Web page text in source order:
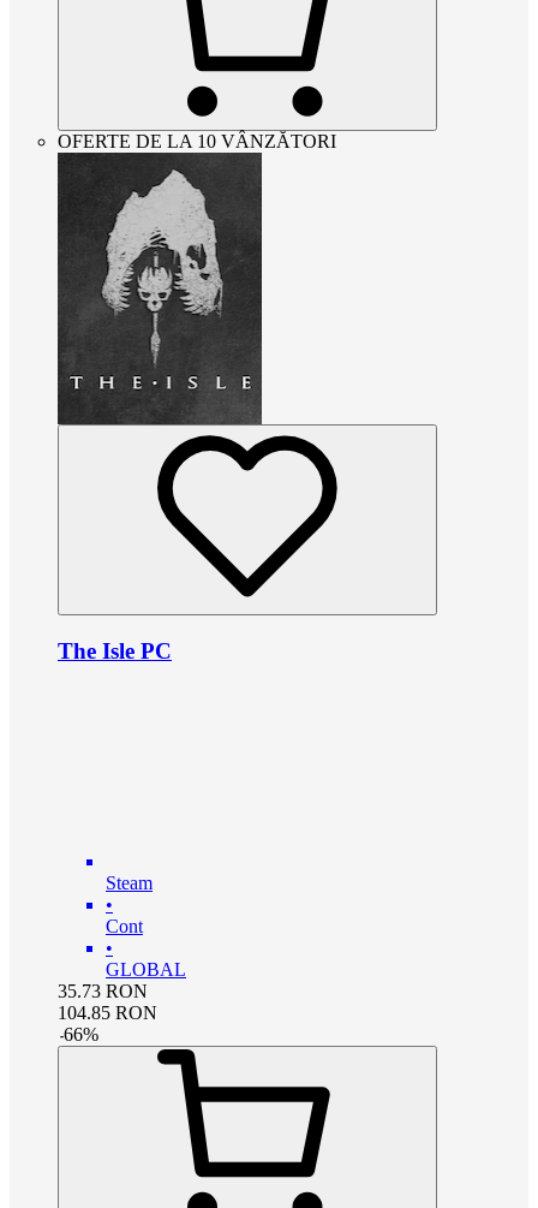
OFERTE DE LA 10 VÂNZĂTORI
The Isle PC
Steam
•
Cont
•
GLOBAL
35.73 RON
104.85 RON
-66%